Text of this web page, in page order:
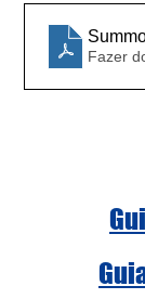
Fazer